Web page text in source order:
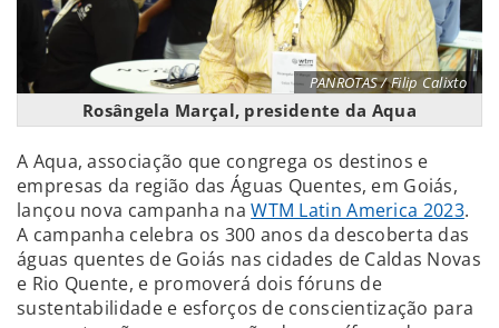
PANROTAS / Filip Calixto
Rosângela Marçal, presidente da Aqua
A Aqua, associação que congrega os destinos e
empresas da região das Águas Quentes, em Goiás,
lançou nova campanha naWTM Latin America 2023.
A campanha celebra os 300 anos da descoberta das
águas quentes de Goiás nas cidades de Caldas Novas
e Rio Quente, e promoverá dois fóruns de
sustentabilidade e esforços de conscientização para